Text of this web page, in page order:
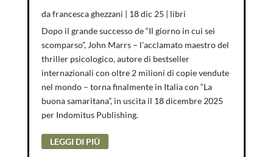
dafrancesca ghezzani | 18 dic 25 | libri
Dopo il grande successo de “Il giorno in cui sei
scomparso”, John Marrs – l’acclamato maestro del
thriller psicologico, autore di bestseller
internazionali con oltre 2 milioni di copie vendute
nel mondo – torna finalmente in Italia con “La
buona samaritana”, in uscita il 18 dicembre 2025
per Indomitus Publishing.
LEGGI DI PIÙ